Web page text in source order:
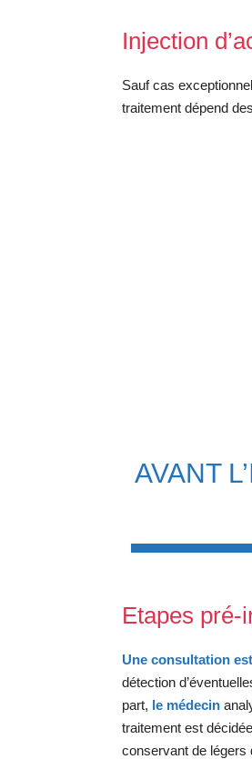
Injection
Sauf cas
traitement dépend
AVANT
Etapes pré-
Une consultation
détection
part, le médecin
traitement est
conservant de légers